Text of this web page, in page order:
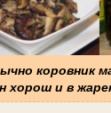
коровник
хорош и в